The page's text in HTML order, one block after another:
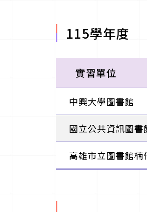
115學年度
實習單位
中興大學圖書館
國立公共資訊圖書
高雄市立圖書館楠